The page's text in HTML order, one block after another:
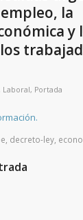
la
y
Laboral, Portada
decreto-ley,